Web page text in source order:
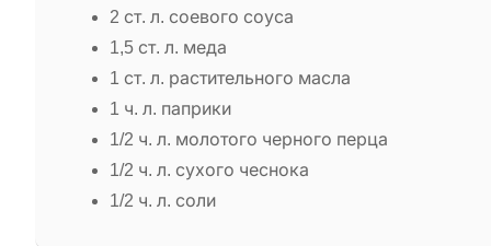
2 ст. л. соевого соуса
1,5 ст. л. меда
1 ст. л. растительного масла
1 ч. л. паприки
1/2 ч. л. молотого черного перца
1/2 ч. л. сухого чеснока
1/2 ч. л. соли